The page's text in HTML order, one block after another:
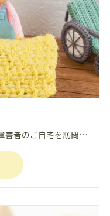
サービスを利用されている高齢者や障害者のご自宅を訪問し、食事、排泄、入浴、家事などの介助を行い、利用者の生活や心身を自立支援、重度化防止の観点から支える仕事になります。